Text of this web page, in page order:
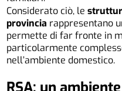
Considerato ciò, le
provincia rappresentano
permette di far fronte in
particolarmente
nell’ambiente domestico.